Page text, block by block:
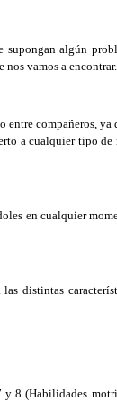
algún
vamos a encontrar.
entre compañeros,
a cualquier tipo de
en cualquier
distintas
y 8 (Habilidades